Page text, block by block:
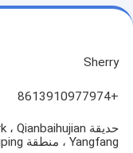
Sherry
+8613910977974
Yangfang ، منطقة Changping ، بكين ، الصين